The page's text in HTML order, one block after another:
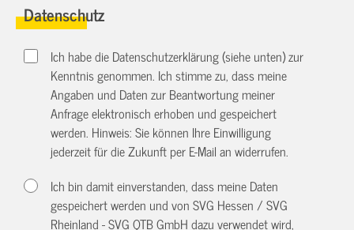
Datenschutz
Ich habe die Datenschutzerklärung (siehe unten) zur
Kenntnis genommen. Ich stimme zu, dass meine
Angaben und Daten zur Beantwortung meiner
Anfrage elektronisch erhoben und gespeichert
werden. Hinweis: Sie können Ihre Einwilligung
jederzeit für die Zukunft per E-Mail anwiderrufen.
Ich bin damit einverstanden, dass meine Daten
gespeichert werden und von SVG Hessen / SVG
Rheinland - SVG QTB GmbH dazu verwendet wird,